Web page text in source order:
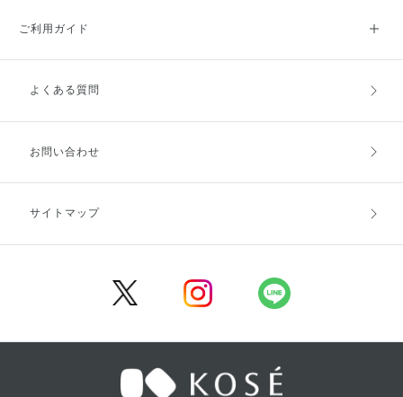
ご利用ガイド
ご利用ガイドトップ
お支払方法
キャンセル・返品・交換
よくある質問
お問い合わせ
サイトマップ